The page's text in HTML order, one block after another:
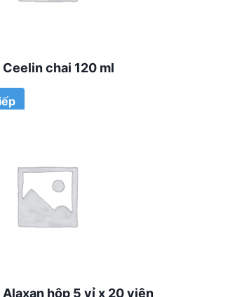
chai 120 ml
hộp 5 vỉ x 20 viên